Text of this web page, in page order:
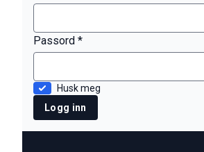
Passord *
Husk meg
Logg inn